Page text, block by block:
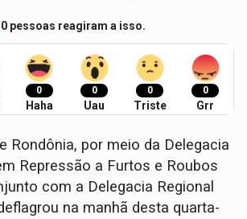
0 pessoas reagiram a isso.
0
Haha
0
Uau
0
Triste
0
Grr
Rondônia, por meio da Delegacia
Repressão a Furtos e Roubos
com a Delegacia Regional
na manhã desta quarta-